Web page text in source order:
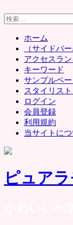
to
content
検
ホーム
（サイドバ
アクセスラ
キーワード
サンプルペー
スタイリス
ログイン
会員登録
利用規約
当サイトにつ
ピュア